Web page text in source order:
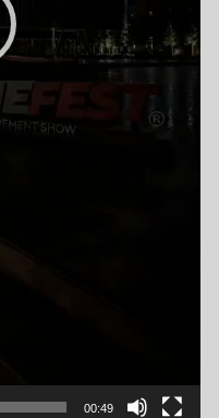
00:49